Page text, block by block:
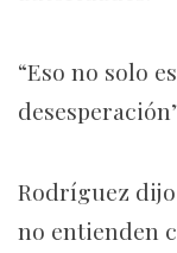
“Eso no solo
Rodríguez
no entienden